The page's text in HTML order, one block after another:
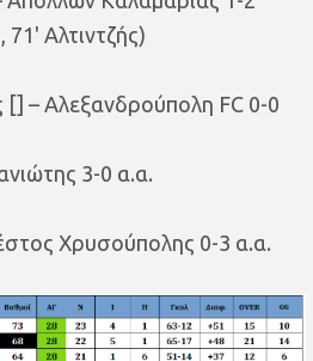
Αλτιντζής)
– Αλεξανδρούπολη FC 0-0
3-0 α.α.
Χρυσούπολης 0-3 α.α.